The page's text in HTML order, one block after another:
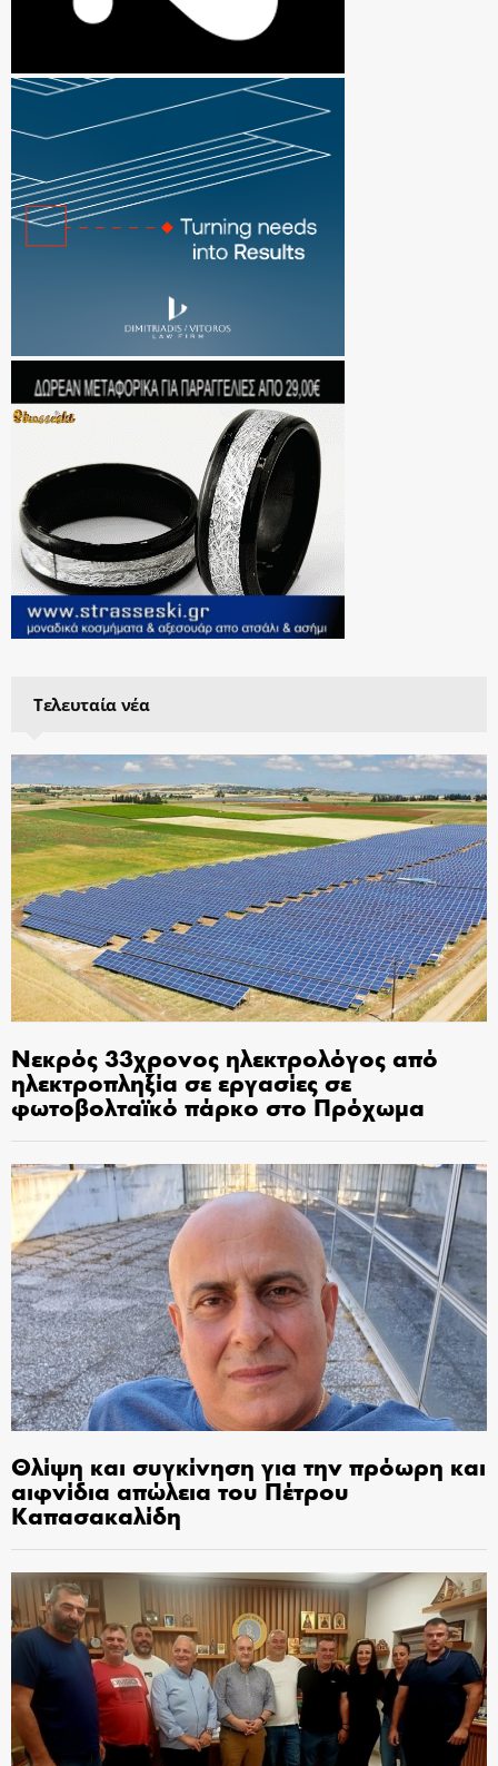
Τελευταία νέα
Νεκρός 33χρονος ηλεκτρολόγος από
ηλεκτροπληξία σε εργασίες σε
φωτοβολταϊκό πάρκο στο Πρόχωμα
Θλίψη και συγκίνηση για την πρόωρη και
αιφνίδια απώλεια του Πέτρου
Καπασακαλίδη